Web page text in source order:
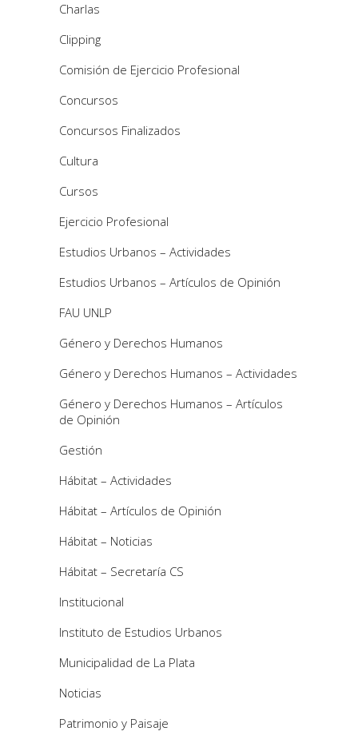
Charlas
Clipping
Comisión de Ejercicio Profesional
Concursos
Concursos Finalizados
Cultura
Cursos
Ejercicio Profesional
Estudios Urbanos – Actividades
Estudios Urbanos – Artículos de Opinión
FAU UNLP
Género y Derechos Humanos
Género y Derechos Humanos – Actividades
Género y Derechos Humanos – Artículos
de Opinión
Gestión
Hábitat – Actividades
Hábitat – Artículos de Opinión
Hábitat – Noticias
Hábitat – Secretaría CS
Institucional
Instituto de Estudios Urbanos
Municipalidad de La Plata
Noticias
Patrimonio y Paisaje